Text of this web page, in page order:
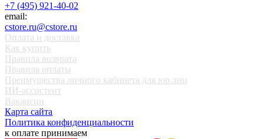
+7 (495) 921-40-02
email:
cstore.ru@cstore.ru
Оплата и доставка
Как купить
Правила возврата
Правила оплаты
Преимущества личного кабинета для юр.лиц
ИИ-ассистент
Вакансии
Карта сайта
Политика конфиденциальности
к оплате принимаем